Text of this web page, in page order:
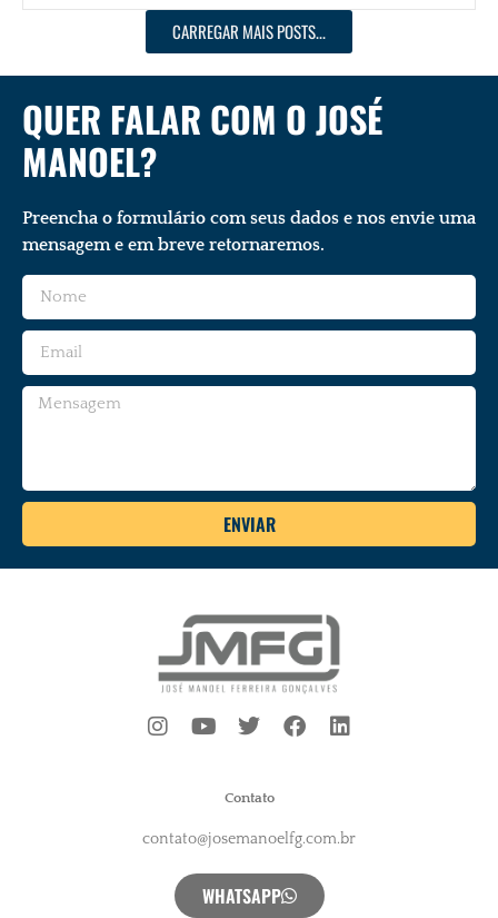
CARREGAR MAIS POSTS...
QUER FALAR COM O JOSÉ
MANOEL?
Preencha o formulário com seus dados e nos envie uma
mensagem e em breve retornaremos.
ENVIAR
Contato
contato@josemanoelfg.com.br
WHATSAPP